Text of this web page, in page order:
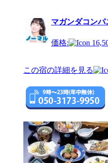
マガンダコンパ
価格:
この宿の詳細を見る